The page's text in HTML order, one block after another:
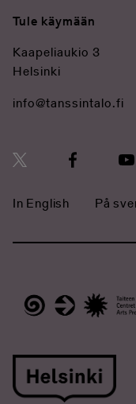
Tule käymään
Kaapeliaukio 3
Helsinki
info@tanssintalo.fi
In English På